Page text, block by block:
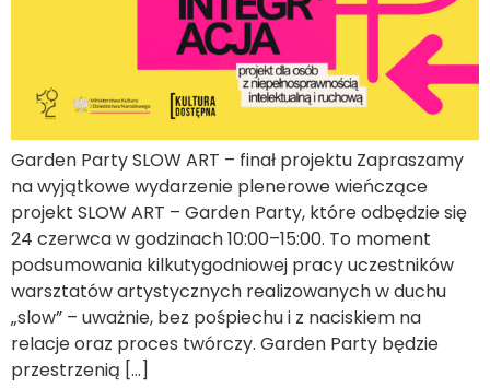
Garden Party SLOW ART – finał projektu Zapraszamy
na wyjątkowe wydarzenie plenerowe wieńczące
projekt SLOW ART – Garden Party, które odbędzie się
24 czerwca w godzinach 10:00–15:00. To moment
podsumowania kilkutygodniowej pracy uczestników
warsztatów artystycznych realizowanych w duchu
„slow” – uważnie, bez pośpiechu i z naciskiem na
relacje oraz proces twórczy. Garden Party będzie
przestrzenią […]